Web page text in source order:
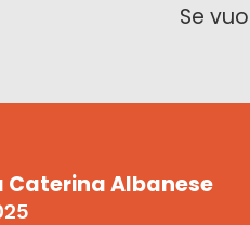
Se
Caterina Albanese